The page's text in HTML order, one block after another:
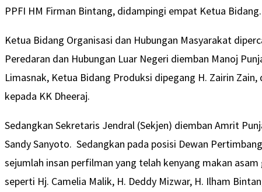
PPFI HM Firman Bintang, didampingi empat Ketua Bidang.
Ketua Bidang Organisasi dan Hubungan Masyarakat
Peredaran dan Hubungan Luar Negeri diemban Manoj
Limasnak, Ketua Bidang Produksi dipegang H. Zairin
kepada KK Dheeraj.
Sedangkan Sekretaris Jendral (Sekjen) diemban Amrit
Sandy Sanyoto. Sedangkan pada posisi Dewan
sejumlah insan perfilman yang telah kenyang makan
seperti Hj. Camelia Malik, H. Deddy Mizwar, H. Ilham